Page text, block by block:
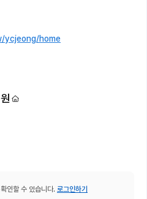
ycjeong/home
인할 수 있습니다. 로그인하기